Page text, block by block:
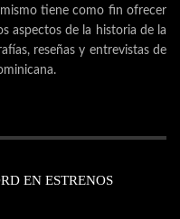
tiene como fin ofrecer
aspectos de la historia de la
reseñas y entrevistas de
EN ESTRENOS